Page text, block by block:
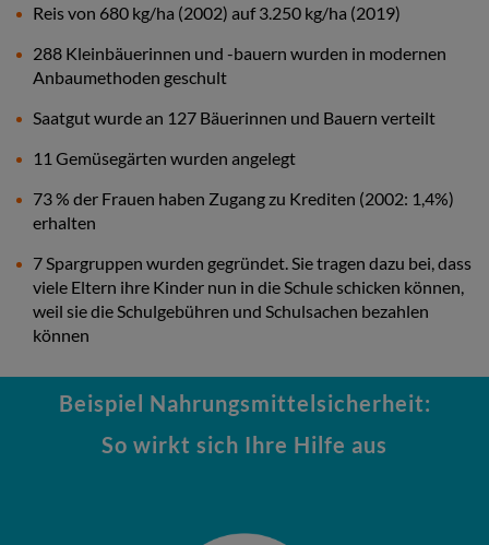
Reis von 680 kg/ha (2002) auf 3.250 kg/ha (2019)
288 Kleinbäuerinnen und -bauern wurden in modernen
Anbaumethoden geschult
Saatgut wurde an 127 Bäuerinnen und Bauern verteilt
11 Gemüsegärten wurden angelegt
73 % der Frauen haben Zugang zu Krediten (2002: 1,4%)
erhalten
7 Spargruppen wurden gegründet. Sie tragen dazu bei, dass
viele Eltern ihre Kinder nun in die Schule schicken können,
weil sie die Schulgebühren und Schulsachen bezahlen
können
Beispiel Nahrungsmittelsicherheit:
So wirkt sich Ihre Hilfe aus